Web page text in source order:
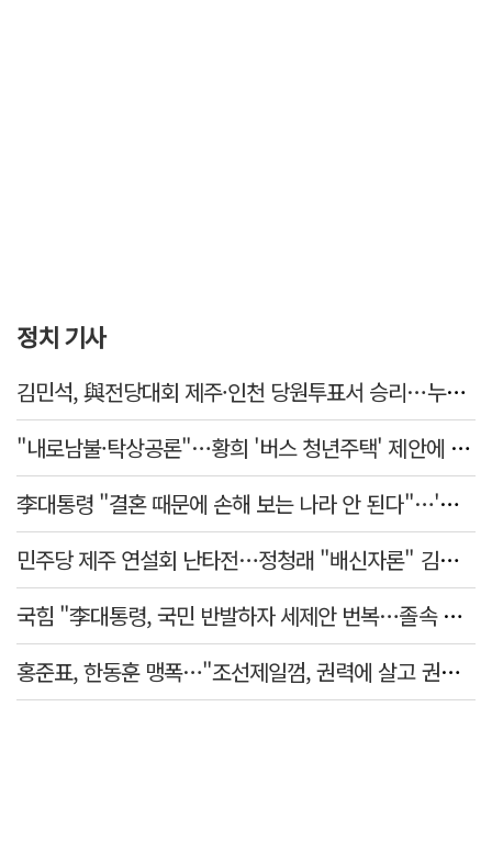
정치 기사
김민석, 與전당대회 제주·인천 당원투표서 승리…누적 득표는 '초박빙'
"내로남불·탁상공론"…황희 '버스 청년주택' 제안에 與 내부서도 쓴소리
李대통령 "결혼 때문에 손해 보는 나라 안 된다"…'결혼 페널티' 22개 손본다
민주당 제주 연설회 난타전…정청래 "배신자론" 김민석 "관리 무능"
국힘 "李대통령, 국민 반발하자 세제안 번복…졸속 국정 즉각 중단"
홍준표, 한동훈 맹폭…"조선제일껌, 권력에 살고 권력에 죽었다"